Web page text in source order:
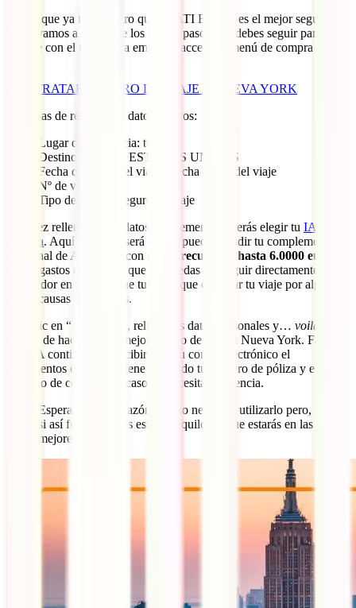
Ahora que ya tienes claro que el IATI Estrella es el mejor seguro de
viaje, vamos a mostrarte los fáciles pasos que debes seguir para
hacerte con el tuyo. Para empezar, accede al menú de compra desde
CONTRATAR SEGURO DE VIAJE A NUEVA YORK
Aquí has de rellenar los datos básicos:
Lugar de residencia: tu país
Destino del viaje: ESTADOS UNIDOS
Fecha de inicio del viaje y fecha de fin del viaje
Nº de viajeros
Tipo de seguro: seguro de viaje
Una vez rellenados tus datos simplemente deberás elegir tu IATI
Estrella. Aquí, además, será donde puedas añadir tu complemento
Opcional de Anulación con el que
recuperar hasta 6.0000 euros
de los gastos de tu viaje que no puedas conseguir directamente de tu
proveedor en caso de que tuvieras que cancelar tu viaje por alguna
de las causas estipuladas.
Haz clic en “Continuar”, rellena tus datos personales y… voilà!
acabas de hacer con el mejor seguro de viaje a Nueva York. Fácil
¿no?. A continuación recibirás en tu correo electrónico el
documentos en el que viene detallado tu número de póliza y el
teléfono de contacto en caso de necesitar asistencia.
Esperamos de corazón que no necesites utilizarlo pero,
si así fuera, puedes estar tranquilo porque estarás en las
mejores manos.